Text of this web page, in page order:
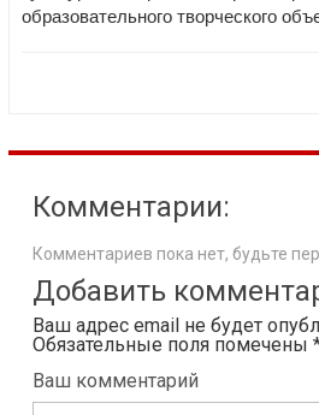
образовательного творческого
Комментарии:
Комментариев пока нет, будьте
Добавить
Ваш адрес email не будет
Обязательные поля помечены
Ваш комментарий